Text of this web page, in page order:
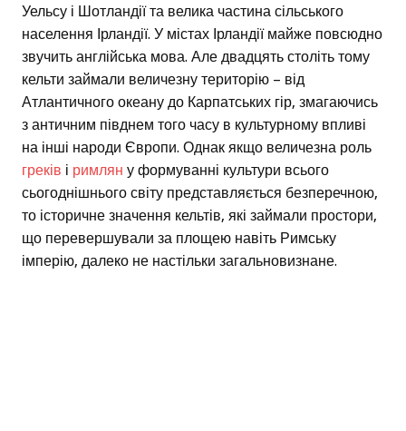
Уельсу і Шотландії та велика частина сільського
населення Ірландії. У містах Ірландії майже повсюдно
звучить англійська мова. Але двадцять століть тому
кельти займали величезну територію – від
Атлантичного океану до Карпатських гір, змагаючись
з античним півднем того часу в культурному впливі
на інші народи Європи. Однак якщо величезна роль
греків і римлян у формуванні культури всього
сьогоднішнього світу представляється безперечною,
то історичне значення кельтів, які займали простори,
що перевершували за площею навіть Римську
імперію, далеко не настільки загальновизнане.